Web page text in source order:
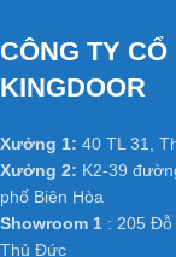
CÔNG TY
KINGDOOR
Xưởng 1: 40 TL 31,
Xưởng 2: K2-39
phố Biên Hòa
Showroom 1 : 205 Đỗ
Thủ Đức